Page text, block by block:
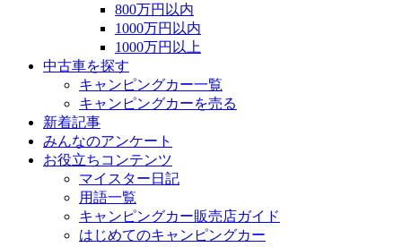
800万円以内
1000万円以内
1000万円以上
中古車を探す
キャンピングカー一覧
キャンピングカーを売る
新着記事
みんなのアンケート
お役立ちコンテンツ
マイスター日記
用語一覧
キャンピングカー販売店ガイド
はじめてのキャンピングカー